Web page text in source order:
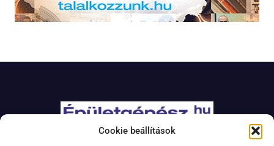
Cookie beállítások